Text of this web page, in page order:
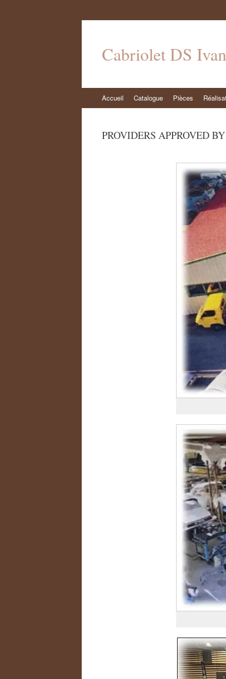
Cabriolet DS
au
Accueil Catalogue Pièces
PROVIDERS APPROVED